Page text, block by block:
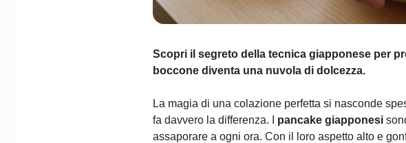
Scopri il segreto della tecnica giapponese per
boccone diventa una nuvola di dolcezza.
La magia di una colazione perfetta si nasconde
fa davvero la differenza. I pancake giapponesi
assaporare a ogni ora. Con il loro aspetto alto e